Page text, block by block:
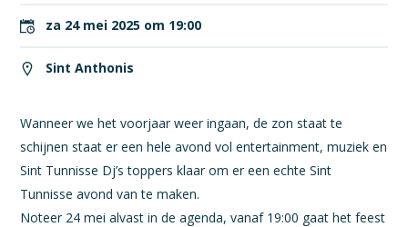
za 24 mei 2025 om 19:00
Sint Anthonis
Wanneer we het voorjaar weer ingaan, de zon staat te
schijnen staat er een hele avond vol entertainment, muziek en
Sint Tunnisse Dj’s toppers klaar om er een echte Sint
Tunnisse avond van te maken.
Noteer 24 mei alvast in de agenda, vanaf 19:00 gaat het feest